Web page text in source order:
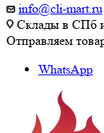
info@cli-mart.ru
Склады в СПб
Отправляем
WhatsApp